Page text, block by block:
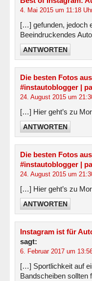
4. Mai 2015 um 11:18
[…] gefunden, jedoch
Beeindruckendes
ANTWORTEN
Die besten Fotos
#instautoblogger |
24. August 2015 um
[…] Hier geht’s zu
ANTWORTEN
Die besten Fotos
#instautoblogger |
24. August 2015 um
[…] Hier geht’s zu
ANTWORTEN
Instagram ist für
sagt:
6. Februar 2017 um
[…] Sportlichkeit auf
Bandscheiben sollten